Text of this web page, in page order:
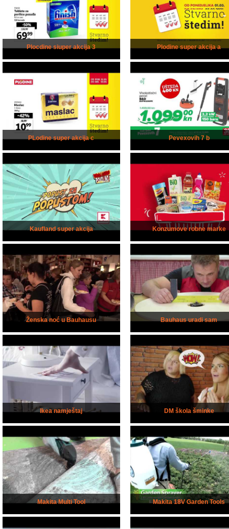
Plocdine siuper akcija 3 Plodine super akcija a
PLodine super akcija c Pevexovih 7 b
Kaufland super akcija Konzumove robne marke
Ženska noć u Bauhausu Bauhaus uradi sam
Ikea namještaj DM škola šminke
Makita Multi Tool Makita 18V Garden Tools